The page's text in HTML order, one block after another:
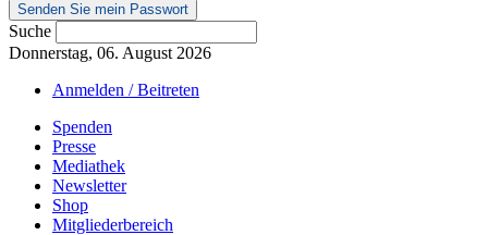
Suche
Donnerstag, 06. August 2026
Anmelden / Beitreten
Spenden
Presse
Mediathek
Newsletter
Shop
Mitgliederbereich